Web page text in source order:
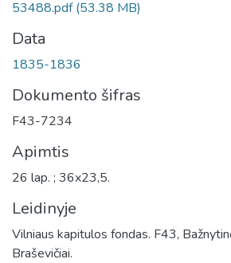
53488.pdf(53.38 MB)
Data
1835-1836
Dokumento šifras
F43-7234
Apimtis
26 lap. ; 36x23,5.
Leidinyje
Vilniaus kapitulos fondas. F43,
Braševičiai.